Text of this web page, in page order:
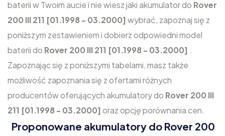
baterii w Twoim aucie i nie wiesz jaki akumulator do Rover
200 III 211 [01.1998 - 03.2000] wybrać, zapoznaj się z
poniższym zestawieniem i dobierz odpowiedni model
baterii do Rover 200 III 211 [01.1998 - 03.2000] .
Zapoznając się z poniższymi tabelami, masz także
możliwość zapoznania się z ofertami różnych
producentów oferujących akumulatory do Rover 200 III
211 [01.1998 - 03.2000] oraz opcję porównania cen.
Proponowane akumulatory do Rover 200